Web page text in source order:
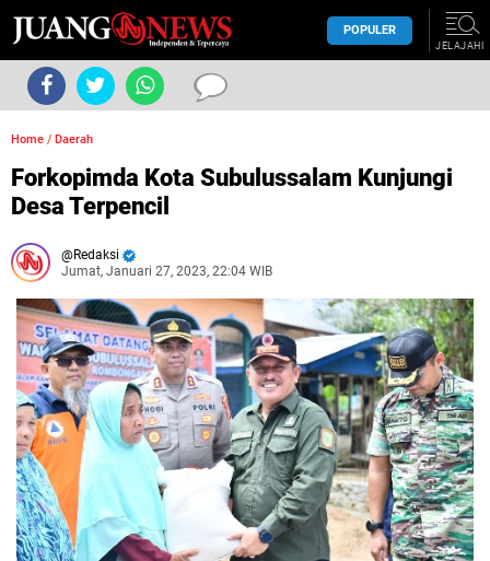
POPULER
JELAJAHI
Home / Daerah
Forkopimda Kota Subulussalam Kunjungi
Desa Terpencil
Redaksi
Jumat, Januari 27, 2023, 22:04 WIB